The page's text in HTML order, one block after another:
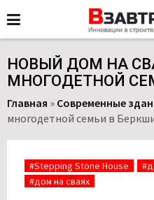
НОВЫЙ ДОМ НА
МНОГОДЕТНОЙ
Главная » Современные
многодетной семьи в
#Stepping Stone House
#дом на сваях